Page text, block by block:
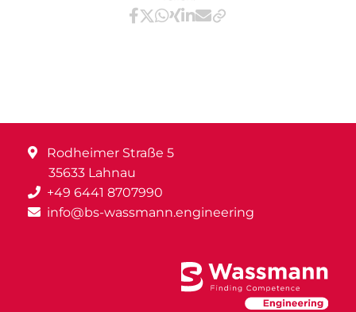
Teilen via Facebook
Teilen via X / Twitter
Teilen via WhatsApp
Teilen via Xing
Teilen via LinkedIn
Teilen via E-Mail
Rodheimer Straße 5
35633 Lahnau
+49 6441 8707990
info@bs-wassmann.engineering